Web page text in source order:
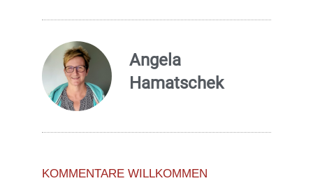
Angela
Hamatschek
KOMMENTARE WILLKOMMEN